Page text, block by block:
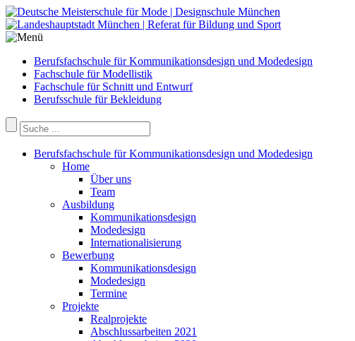
Berufsfachschule für Kommunikationsdesign und Modedesign
Fachschule für Modellistik
Fachschule für Schnitt und Entwurf
Berufsschule für Bekleidung
Berufsfachschule für Kommunikationsdesign und Modedesign
Home
Über uns
Team
Ausbildung
Kommunikationsdesign
Modedesign
Internationalisierung
Bewerbung
Kommunikationsdesign
Modedesign
Termine
Projekte
Realprojekte
Abschlussarbeiten 2021